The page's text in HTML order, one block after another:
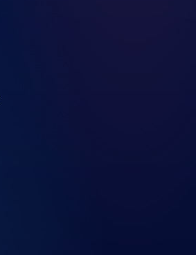
zorgvuldig conform onze